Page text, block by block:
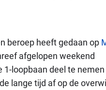
beroep heeft gedaan op
afgelopen weekend
loopbaan deel te nemen
lange tijd af op de